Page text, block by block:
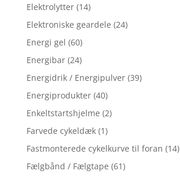
Elektrolytter (14)
Elektroniske geardele (24)
Energi gel (60)
Energibar (24)
Energidrik / Energipulver (39)
Energiprodukter (40)
Enkeltstartshjelme (2)
Farvede cykeldæk (1)
Fastmonterede cykelkurve til foran (14)
Fælgbånd / Fælgtape (61)